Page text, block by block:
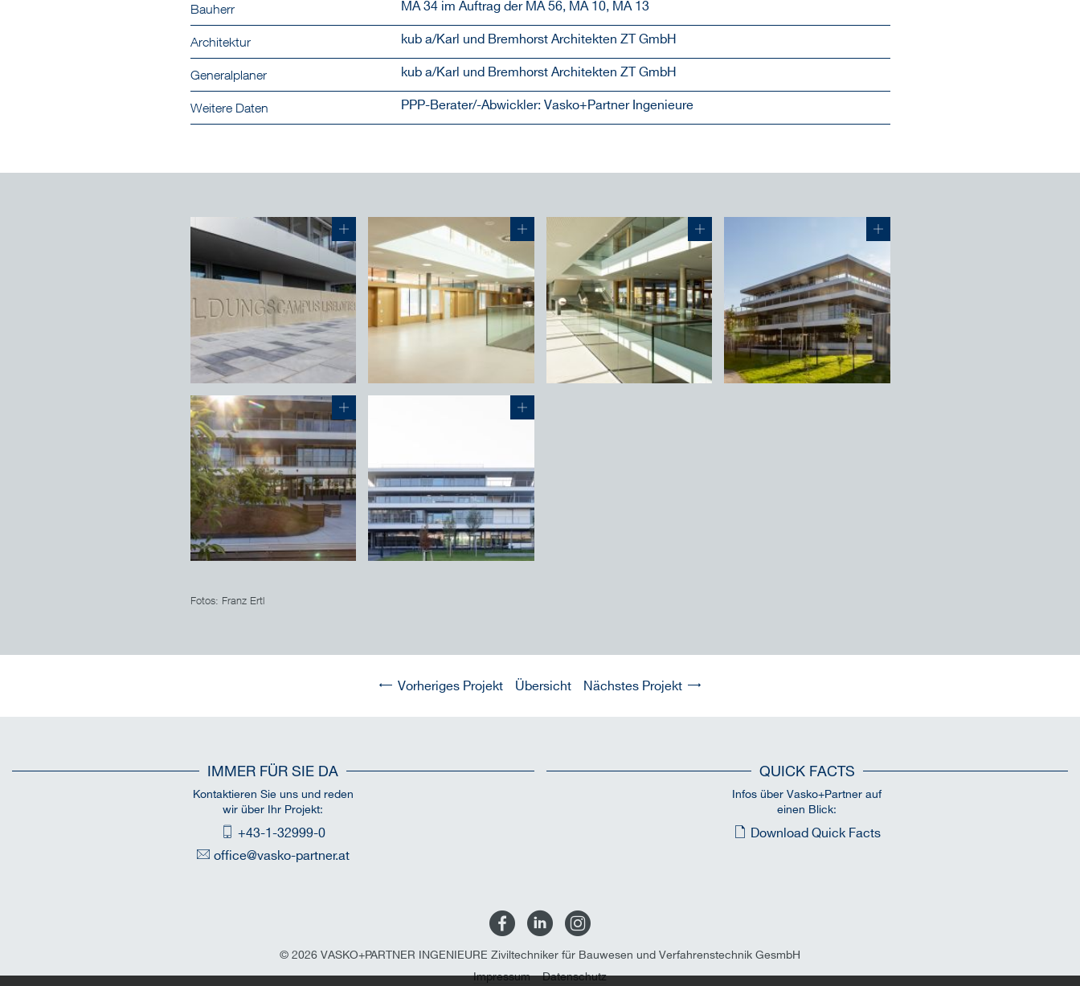
Bauherr MA 34 im Auftrag der MA 56, MA 10, MA 13
Architektur kub a/Karl und Bremhorst Architekten ZT GmbH
Generalplaner kub a/Karl und Bremhorst Architekten ZT GmbH
Weitere Daten PPP-Berater/-Abwickler: Vasko+Partner Ingenieure
Fotos: Franz Ertl
Vorheriges Projekt Übersicht Nächstes Projekt
IMMER FÜR SIE DA
Kontaktieren Sie uns und reden
wir über Ihr Projekt:
+43-1-32999-0
office@vasko-partner.at
QUICK FACTS
Infos über Vasko+Partner auf
einen Blick:
Download Quick Facts
© 2026 VASKO+PARTNER INGENIEURE Ziviltechniker für Bauwesen und Verfahrenstechnik GesmbH
Impressum Datenschutz